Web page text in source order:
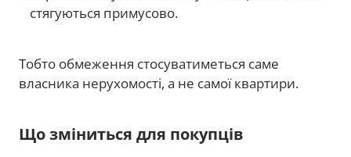
стягуються примусово.
Тобто обмеження стосуватиметься саме
власника нерухомості, а не самої квартири.
Що зміниться для покупців